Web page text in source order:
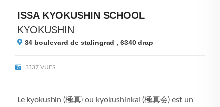
ISSA KYOKUSHIN SCHOOL
KYOKUSHIN
34 boulevard de stalingrad , 6340 drap
3337 VUES
Le kyokushin (極真) ou kyokushinkai (極真会) est un